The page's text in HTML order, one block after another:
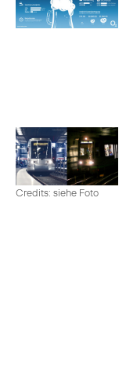
Credits: siehe Foto